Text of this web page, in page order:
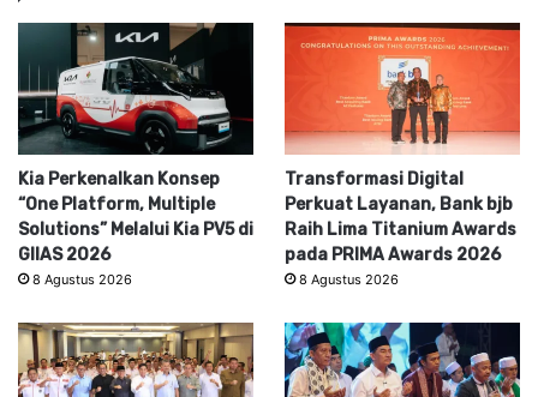
Kia Perkenalkan Konsep
“One Platform, Multiple
Solutions” Melalui Kia PV5 di
GIIAS 2026
8 Agustus 2026
Transformasi Digital
Perkuat Layanan, Bank bjb
Raih Lima Titanium Awards
pada PRIMA Awards 2026
8 Agustus 2026